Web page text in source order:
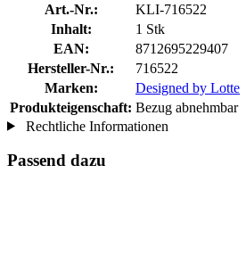
Art.-Nr.:
KLI-716522
Inhalt:
1 Stk
EAN:
8712695229407
Hersteller-Nr.:
716522
Marken:
Designed by Lotte
Produkteigenschaft: Bezug abnehmbar
Rechtliche Informationen
Passend dazu